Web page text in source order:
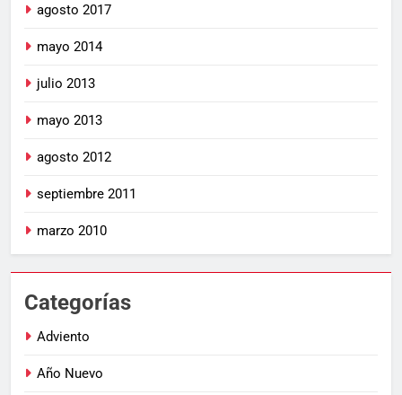
agosto 2017
mayo 2014
julio 2013
mayo 2013
agosto 2012
septiembre 2011
marzo 2010
Categorías
Adviento
Año Nuevo